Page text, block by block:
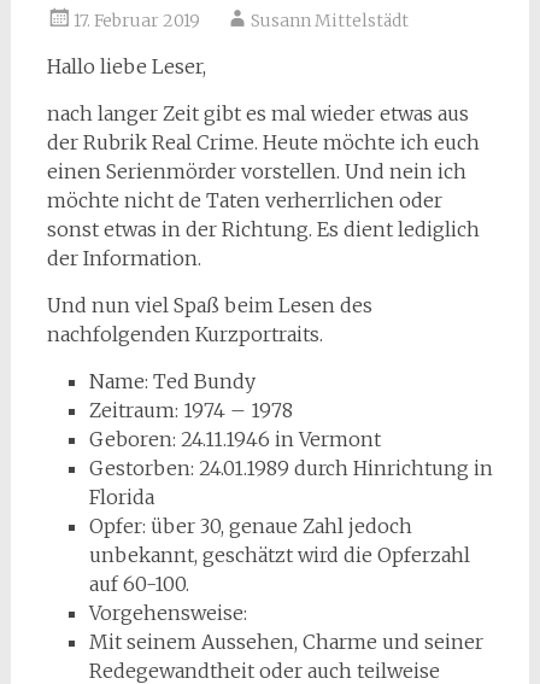
17. Februar 2019 Susann Mittelstädt
Hallo liebe Leser,
nach langer Zeit gibt es mal wieder etwas aus
der Rubrik Real Crime. Heute möchte ich euch
einen Serienmörder vorstellen. Und nein ich
möchte nicht de Taten verherrlichen oder
sonst etwas in der Richtung. Es dient lediglich
der Information.
Und nun viel Spaß beim Lesen des
nachfolgenden Kurzportraits.
Name: Ted Bundy
Zeitraum: 1974 – 1978
Geboren: 24.11.1946 in Vermont
Gestorben: 24.01.1989 durch Hinrichtung in
Florida
Opfer: über 30, genaue Zahl jedoch
unbekannt, geschätzt wird die Opferzahl
auf 60-100.
Vorgehensweise:
Mit seinem Aussehen, Charme und seiner
Redegewandtheit oder auch teilweise